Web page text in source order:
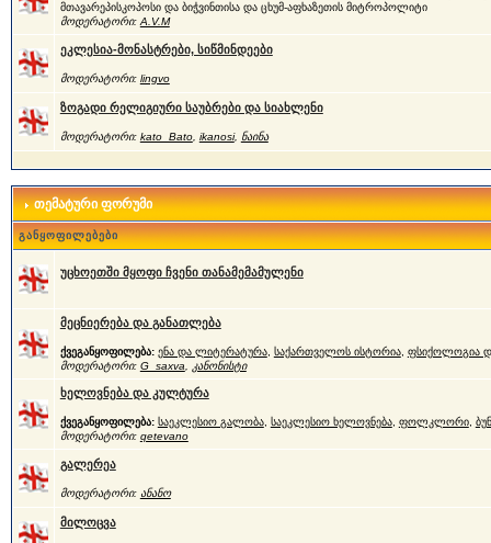
მთავარეპისკოპოსი და ბიჭვინთისა და ცხუმ-აფხაზეთის მიტროპოლიტი
მოდერატორი: A.V.M
ეკლესია-მონასტრები, სიწმინდეები
მოდერატორი: lingvo
ზოგადი რელიგიური საუბრები და სიახლენი
მოდერატორი: kato_Bato, ikanosi, ნაინა
თემატური ფორუმი
განყოფილებები
უცხოეთში მყოფი ჩვენი თანამემამულენი
მეცნიერება და განათლება
ქვეგანყოფილება: ენა და ლიტერატურა, საქართველოს ისტორია, ფსიქოლოგია
მოდერატორი: G_saxva კანონისტი
ხელოვნება და კულტურა
ქვეგანყოფილება: საეკლესიო გალობა, საეკლესიო ხელოვნება, ფოლკლორი,
მოდერატორი: qetevano
გალერეა
მოდერატორი: ანანო
მილოცვა